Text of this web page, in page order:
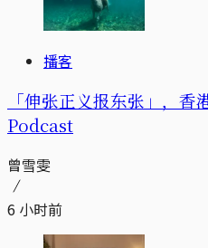
播客
「伸张正义报东张」，
Podcast
曾雪雯
6 小时前